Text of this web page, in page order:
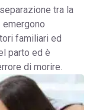
tra la
emergono
familiari ed
parto ed è
di morire.